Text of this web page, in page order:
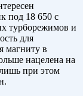
под 18 650 с
турборежимов и
для
магниту в
нацелена на
при этом